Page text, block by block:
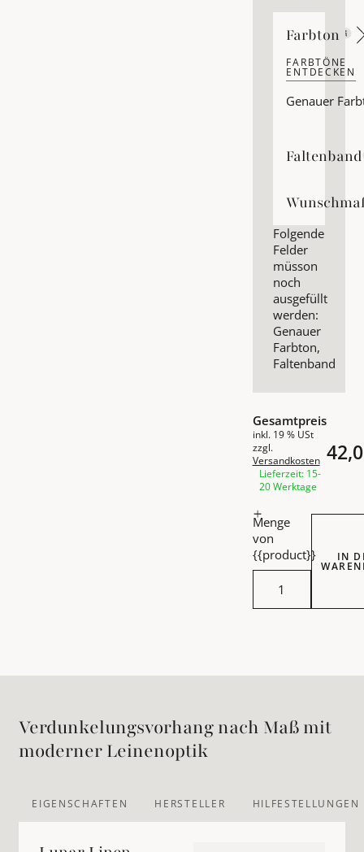
Farbton
Farbton
Farbtöne
FARBTÖNE
ENTDECKEN
Genauer
Faltenband
Faltenband
Wunschmaß
Folgende
Felder
müsson
noch
ausgefüllt
werden:
Genauer
Farbton,
Faltenband
Gesamtpreis
inkl. 19 % USt
zzgl.
Versandkosten
Lieferzeit: 15-
20 Werktage
Menge
von
{{product}}
IN
Verdunkelungsvorhang nach Maß mit
moderner Leinenoptik
EIGENSCHAFTEN HERSTELLER HILFESTELLUNGEN